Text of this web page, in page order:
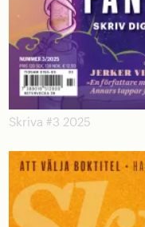
Skriva #3 2025